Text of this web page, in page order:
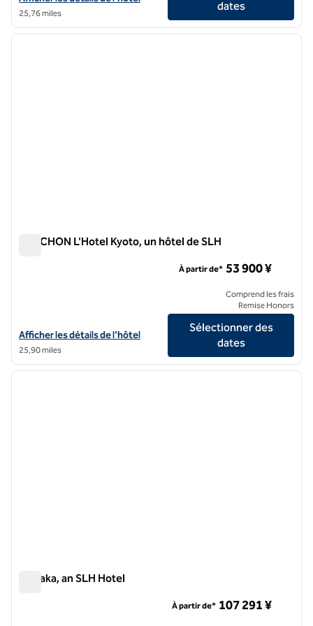
25,76 miles
dates
1/10
1 sur 10
FAUCHON L'Hotel Kyoto, un hôtel de SLH
Afficher les détails de l'hôtel FAUCHON L'Hotel Kyoto, a SLH Hotel
Afficher les détails de l'hôtel
25,90 miles
À partir de* 53 900 ¥
Comprend les frais
Remise Honors
Sélectionner des
dates
1/6
1 sur 6
Sowaka, an SLH Hotel
À partir de* 107 291 ¥